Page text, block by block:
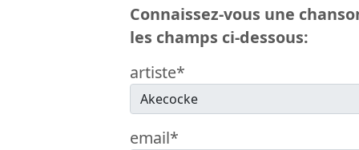
Connaissez-vous une
les champs ci-dessous:
artiste*
email*